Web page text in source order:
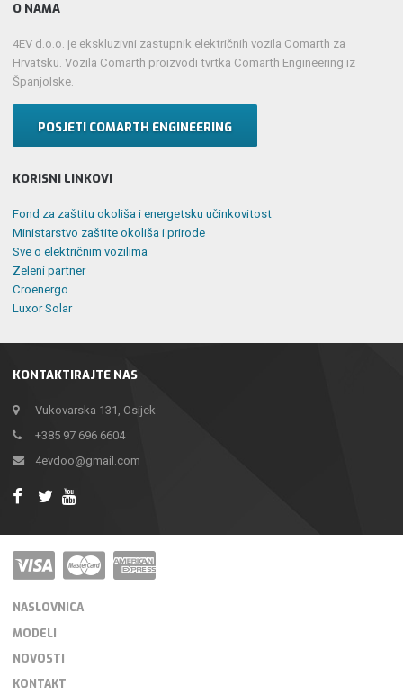
KONTAKTIRAJTE NAS
Vukovarska 131, Osijek
+385 97 696 6604
4evdoo@gmail.com
O NAMA
4EV d.o.o. je ekskluzivni zastupnik električnih vozila Comarth za
Hrvatsku. Vozila Comarth proizvodi tvrtka Comarth Engineering iz
Španjolske.
POSJETI COMARTH ENGINEERING
KORISNI LINKOVI
Fond za zaštitu okoliša i energetsku učinkovitost
Ministarstvo zaštite okoliša i prirode
Sve o električnim vozilima
Zeleni partner
Croenergo
Luxor Solar
NASLOVNICA
MODELI
NOVOSTI
KONTAKT